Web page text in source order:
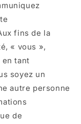
fins de la
« vous »,
tant
soyez un
autre personne
de